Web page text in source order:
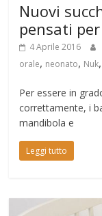
Nuovi
pensati
4 Aprile 2016
orale, neonato, Nuk,
Per essere in
correttamente, i
mandibola e
Leggi tutto